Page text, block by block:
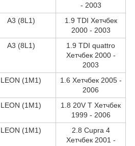
- 2003
A3 (8L1)
1.9 TDI Хетчбек
2000 - 2003
A3 (8L1)
1.9 TDI quattro
Хетчбек 2000 -
2003
LEON (1M1)
1.6 Хетчбек 2005 -
2006
LEON (1M1)
1.8 20V T Хетчбек
1999 - 2006
LEON (1M1)
2.8 Cupra 4
Хетчбек 2001 -